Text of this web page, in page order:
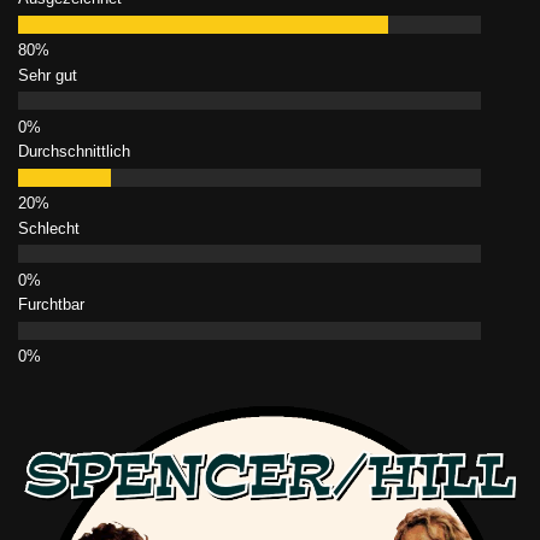
Sehr gut
Durchschnittlich
Schlecht
Furchtbar